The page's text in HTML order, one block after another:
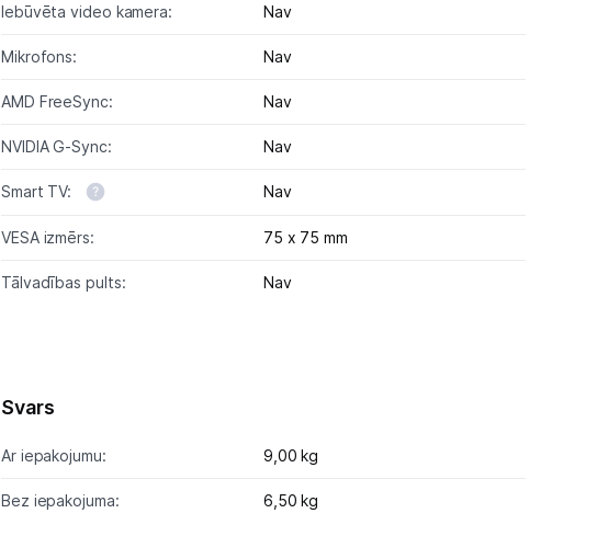
Iebūvēta video kamera: Nav
Mikrofons: Nav
AMD FreeSync: Nav
NVIDIA G-Sync: Nav
Smart TV: Nav
VESA izmērs: 75 x 75 mm
Tālvadības pults: Nav
Svars
Ar iepakojumu: 9,00 kg
Bez iepakojuma: 6,50 kg